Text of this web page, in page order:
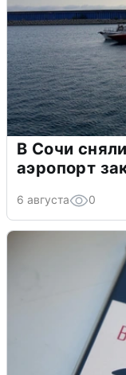
В Сочи
аэропорт
6 августа 0